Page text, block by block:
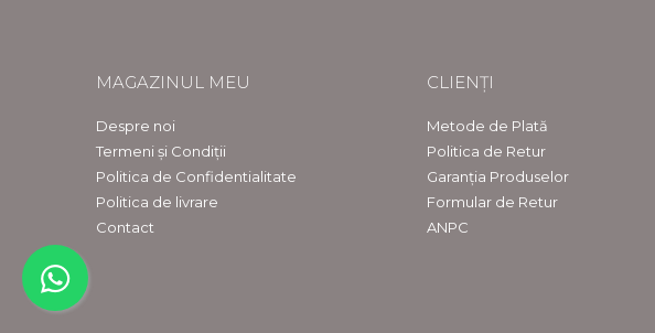
MAGAZINUL MEU
Despre noi
Termeni și Condiții
Politica de Confidentialitate
Politica de livrare
Contact
CLIENȚI
Metode de Plată
Politica de Retur
Garanția Produselor
Formular de Retur
ANPC